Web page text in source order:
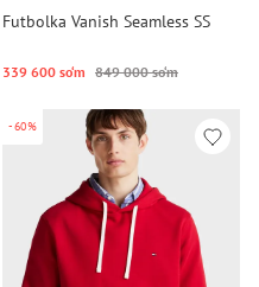
Futbolka Vanish Seamless SS
339 600 so‘m 849 000 so‘m
-60%